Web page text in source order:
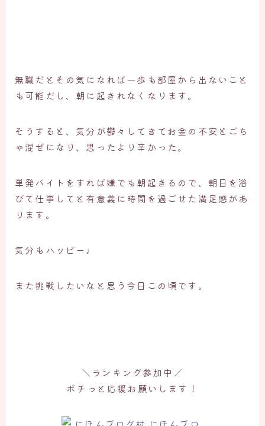
無職だとその気になれば一歩も部屋から出ないこと
も可能だし、朝に起きれなくなります。
そうすると、気分が鬱々してきてお金の不安とごち
ゃ混ぜになり、思ったより辛かった。
単発バイトをすれば嫌でも朝起きるので、朝日を浴
びて仕事してと有意義に時間を過ごせた満足感があ
ります。
気分もハッピー♩
また挑戦したいなと思う今日この頃です。
＼ランキング参加中／
ポチっと応援お願いします！